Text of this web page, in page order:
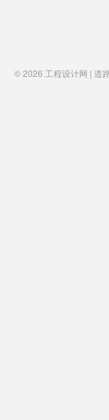
© 2026 工程设计网 | 道